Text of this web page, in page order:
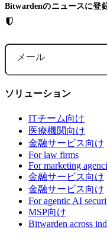
Bitwardenのニュースに登
メール
ソリューション
ITチーム向け
医療機関向け
金融サービス向け
For law firms
For marketing
金融サービス向け
金融サービス向け
For agentic AI
MSP向け
Bitwarden across